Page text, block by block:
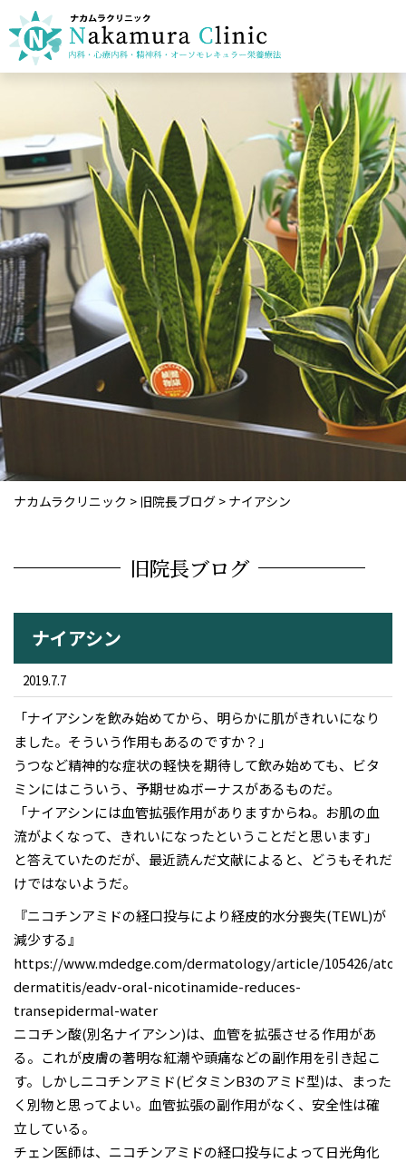
ナカムラクリニック > 旧院長ブログ > ナイアシン
旧院長ブログ
ナイアシン
2019.7.7
「ナイアシンを飲み始めてから、明らかに肌がきれいになり
ました。そういう作用もあるのですか？」
うつなど精神的な症状の軽快を期待して飲み始めても、ビタ
ミンにはこういう、予期せぬボーナスがあるものだ。
「ナイアシンには血管拡張作用がありますからね。お肌の血
流がよくなって、きれいになったということだと思います」
と答えていたのだが、最近読んだ文献によると、どうもそれだ
けではないようだ。
『ニコチンアミドの経口投与により経皮的水分喪失(TEWL)が
減少する』
https://www.mdedge.com/dermatology/article/105426/
dermatitis/eadv-oral-nicotinamide-reduces-
transepidermal-water
ニコチン酸(別名ナイアシン)は、血管を拡張させる作用があ
る。これが皮膚の著明な紅潮や頭痛などの副作用を引き起こ
す。しかしニコチンアミド(ビタミンB3のアミド型)は、まった
く別物と思ってよい。血管拡張の副作用がなく、安全性は確
立している。
チェン医師は、ニコチンアミドの経口投与によって日光角化